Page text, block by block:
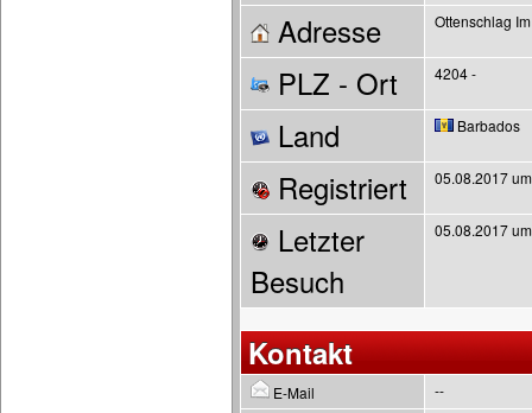
Adresse Ottenschlag
PLZ - Ort 4204 -
Land Barbados
Registriert 05.08.2017
Letzter
Besuch
05.08.2017
Kontakt
E-Mail --